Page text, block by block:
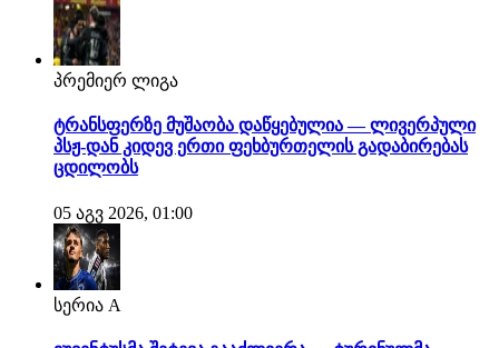
პრემიერ ლიგა
ტრანსფერზე მუშაობა დაწყებულია — ლივერპული
პსჟ-დან კიდევ ერთი ფეხბურთელის გადაბირებას
ცდილობს
05 აგვ 2026, 01:00
სერია A